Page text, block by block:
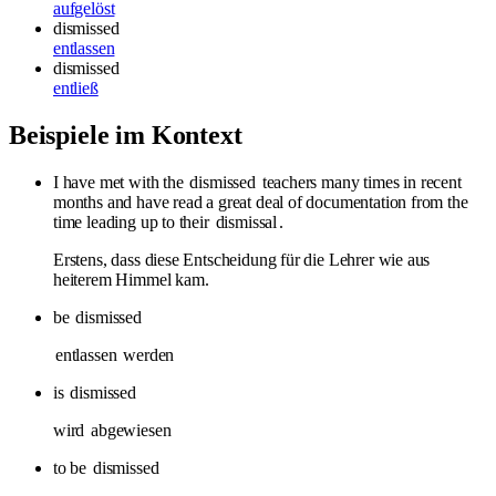
aufgelöst
dismissed
entlassen
dismissed
entließ
Beispiele im Kontext
I have met with the dismissed teachers many times in recent
months and have read a great deal of documentation from the
time leading up to their dismissal .
Erstens, dass diese Entscheidung für die Lehrer wie aus
heiterem Himmel kam.
be dismissed
entlassen werden
is dismissed
wird abgewiesen
to be dismissed